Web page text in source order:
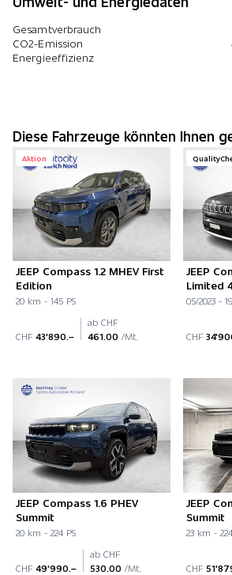
Gesamtverbrauch
CO2-Emission
Energieeffizienz
Diese Fahrzeuge könnten Ihnen
Aktion
JEEP Compass 1.2 MHEV First
Edition
20 km - 145 PS
CHF 43'890.–
ab CHF
461.00 /Mt.
JEEP
Limited
05/2023 -
CHF
JEEP Compass 1.6 PHEV
Summit
20 km - 224 PS
CHF 49'990.–
ab CHF
530.00 /Mt.
JEEP
Summit
23 km -
CHF